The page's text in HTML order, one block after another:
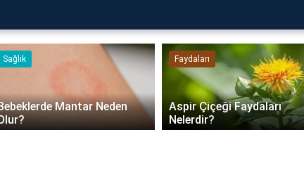
Faydaları
Aspir Çiçeği Faydaları
Nelerdir?
Blog
Daire Kapısı Seçimi 2026:
Güvenlik, Yalıtım ve
Dayanıklılık Tavsiyeleri..